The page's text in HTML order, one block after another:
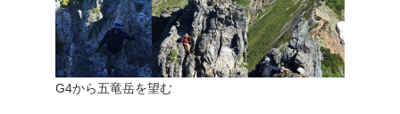
G4から五竜岳を望む